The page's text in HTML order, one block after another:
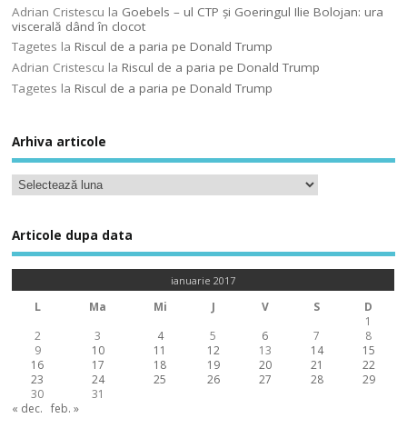
Adrian Cristescu la Goebels – ul CTP şi Goeringul Ilie Bolojan: ura
viscerală dând în clocot
Tagetes laRiscul de a paria pe Donald Trump
Adrian Cristescu laRiscul de a paria pe Donald Trump
Tagetes laRiscul de a paria pe Donald Trump
Arhiva articole
Articole dupa data
ianuarie 2017
L Ma Mi J V S
D
1
2
3 4 5 6 7
8
9
10 11 12 13 14
15
16
17 18 19 20 21
22
23
24 25 26 27 28
29
30
31
« dec.
feb. »